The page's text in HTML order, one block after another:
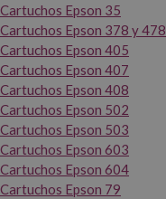
Cartuchos Epson 35
Cartuchos Epson 378 y 478
Cartuchos Epson 405
Cartuchos Epson 407
Cartuchos Epson 408
Cartuchos Epson 502
Cartuchos Epson 503
Cartuchos Epson 603
Cartuchos Epson 604
Cartuchos Epson 79